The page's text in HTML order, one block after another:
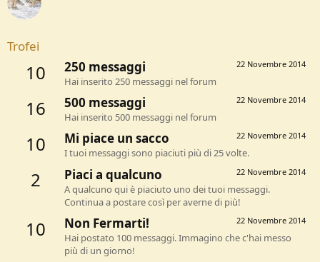
Trofei
10 22 Novembre 2014
250 messaggi
Hai inserito 250 messaggi nel forum
16 22 Novembre 2014
500 messaggi
Hai inserito 500 messaggi nel forum
10 22 Novembre 2014
Mi piace un sacco
I tuoi messaggi sono piaciuti più di 25 volte.
2 22 Novembre 2014
Piaci a qualcuno
A qualcuno qui è piaciuto uno dei tuoi messaggi.
Continua a postare così per averne di più!
10 22 Novembre 2014
Non Fermarti!
Hai postato 100 messaggi. Immagino che c'hai messo
più di un giorno!